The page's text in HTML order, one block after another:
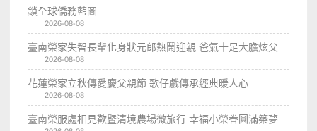
鎖全球僑務藍圖
2026-08-08
臺南榮家失智長輩化身狀元郎熱鬧迎親 爸氣十足大膽炫父
2026-08-08
花蓮榮家立秋傳愛慶父親節 歌仔戲傳承經典暖人心
2026-08-08
臺南榮服處相見歡暨清境農場微旅行 幸福小榮眷圓滿築夢